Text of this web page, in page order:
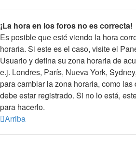
¡La hora en los foros no es correcta!
Es posible que esté viendo la hora
horaria. Si este es el caso, visite el
Usuario y defina su zona horaria de
e.j. Londres, París, Nueva York,
para cambiar la zona horaria, como las
debe estar registrado. Si no lo está,
para hacerlo.
Arriba